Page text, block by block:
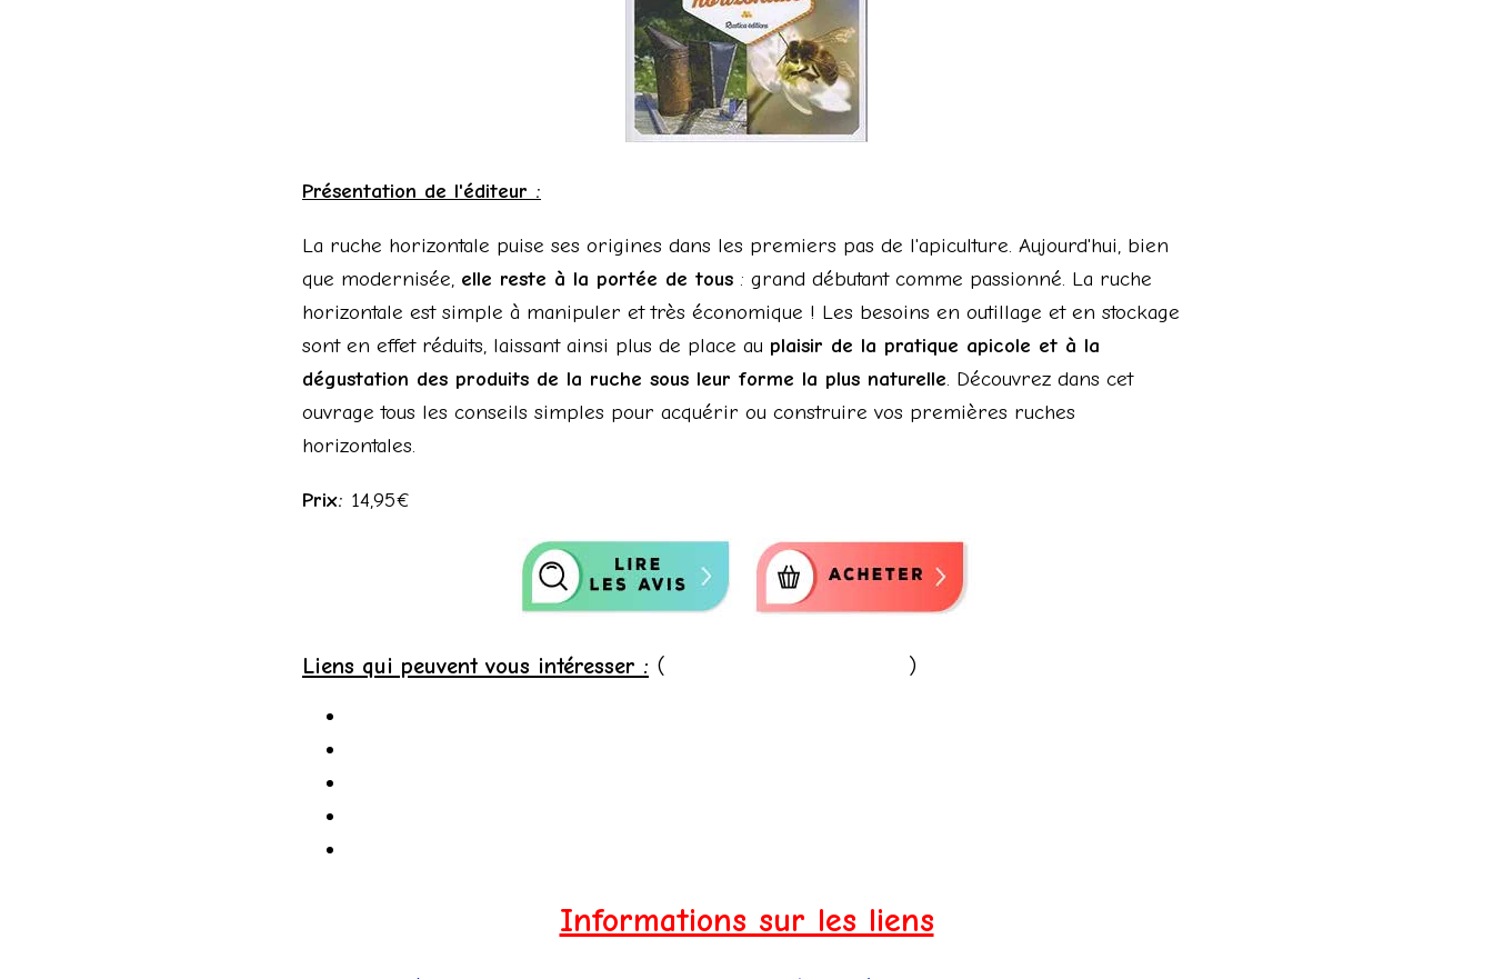
Présentation de l'éditeur :
La ruche horizontale puise ses origines dans les premiers pas de l'apiculture. Aujourd'hui, bien
que modernisée, elle reste à la portée de tous : grand débutant comme passionné. La ruche
horizontale est simple à manipuler et très économique ! Les besoins en outillage et en stockage
sont en effet réduits, laissant ainsi plus de place au plaisir de la pratique apicole et à la
dégustation des produits de la ruche sous leur forme la plus naturelle. Découvrez dans cet
ouvrage tous les conseils simples pour acquérir ou construire vos premières ruches
horizontales.
Prix: 14,95€
Liens qui peuvent vous intéresser : ( )
Informations sur les liens